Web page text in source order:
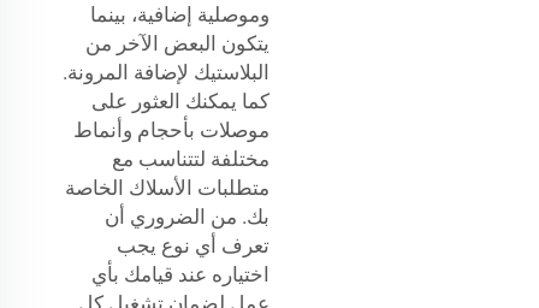
وموصلية إضافية، بينما
يتكون البعض الآخر من
البلاستيك لإضافة المرونة.
كما يمكنك العثور على
موصلات بأحجام وأنماط
مختلفة لتتناسب مع
متطلبات الأسلاك الخاصة
بك. من الضروري أن
تعرف أي نوع يجب
اختياره عند قيامك بأي
عمل لضمان تشغيل كل